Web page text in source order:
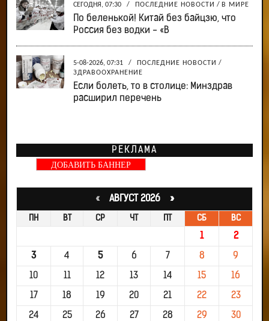
СЕГОДНЯ, 07:30 / ПОСЛЕДНИЕ НОВОСТИ / В МИРЕ
По беленькой! Китай без байцзю, что
Россия без водки - «В
5-08-2026, 07:31 / ПОСЛЕДНИЕ НОВОСТИ /
ЗДРАВООХРАНЕНИЕ
Если болеть, то в столице: Минздрав
расширил перечень
РЕКЛАМА
ДОБАВИТЬ БАННЕР
«АВГУСТ 2026 »
ПН ВТ СР ЧТ СБ ВС
1 2
3 4 5 6 7 8 9
10 11 12 13 14 15 16
17 18 19 20 21 22 23
24 25 26 27 28 29 30